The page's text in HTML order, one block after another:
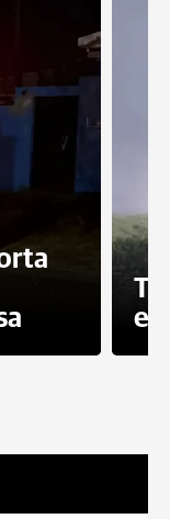
e